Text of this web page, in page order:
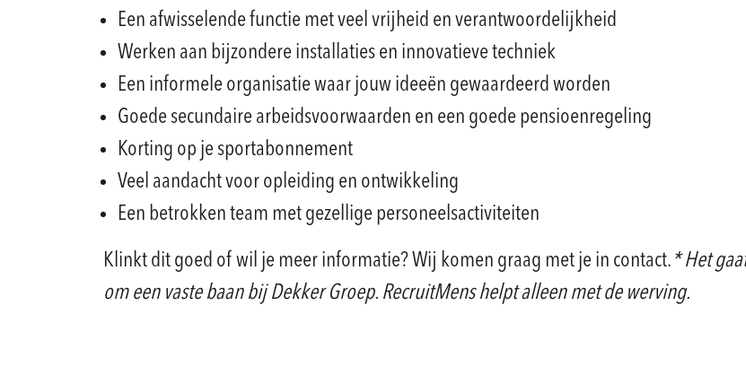
Een afwisselende functie met veel vrijheid en verantwoordelijkheid
Werken aan bijzondere installaties en innovatieve techniek
Een informele organisatie waar jouw ideeën gewaardeerd worden
Goede secundaire arbeidsvoorwaarden en een goede pensioenregeling
Korting op je sportabonnement
Veel aandacht voor opleiding en ontwikkeling
Een betrokken team met gezellige personeelsactiviteiten
Klinkt dit goed of wil je meer informatie? Wij komen graag met je in contact. * Het
om een vaste baan bij Dekker Groep. RecruitMens helpt alleen met de werving.